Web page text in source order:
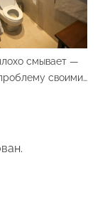
смывает —
своими